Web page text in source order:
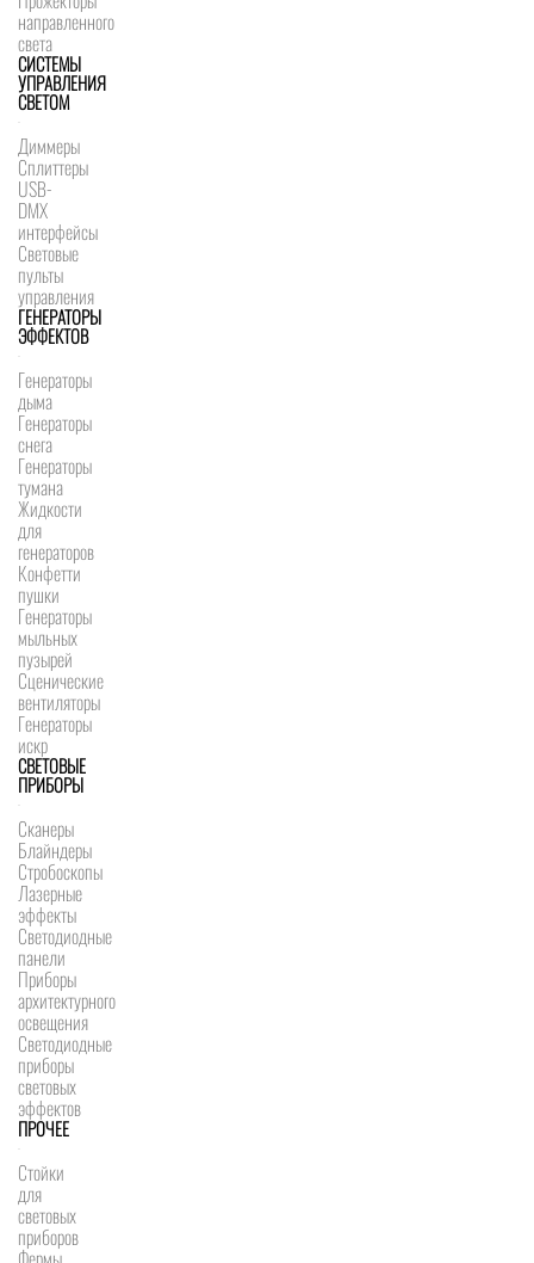
направленного
света
СИСТЕМЫ
УПРАВЛЕНИЯ
СВЕТОМ
Диммеры
Сплиттеры
USB-
DMX
интерфейсы
Световые
пульты
управления
ГЕНЕРАТОРЫ
ЭФФЕКТОВ
Генераторы
дыма
Генераторы
снега
Генераторы
тумана
Жидкости
для
генераторов
Конфетти
пушки
Генераторы
мыльных
пузырей
Сценические
вентиляторы
Генераторы
искр
СВЕТОВЫЕ
ПРИБОРЫ
Сканеры
Блайндеры
Стробоскопы
Лазерные
эффекты
Светодиодные
панели
Приборы
архитектурного
освещения
Светодиодные
приборы
световых
эффектов
ПРОЧЕЕ
Стойки
для
световых
приборов